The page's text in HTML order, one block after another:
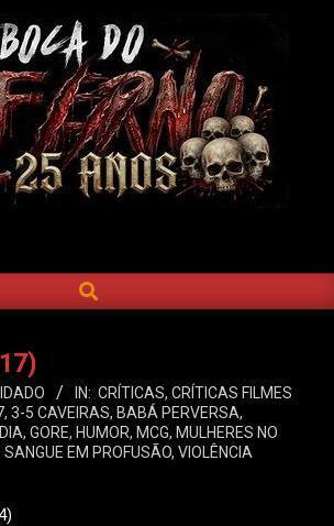
SEARCH
IN: CRÍTICAS, CRÍTICAS FILMES
, 3-5 CAVEIRAS, BABÁ PERVERSA,
, GORE, HUMOR, MCG, MULHERES NO
SANGUE EM PROFUSÃO, VIOLÊNCIA
)